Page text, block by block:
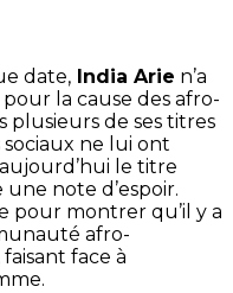
date, India Arie n’a
la cause des afro-
plusieurs de ses titres
ne lui ont
le titre
note d’espoir.
pour montrer qu’il y a
afro-
face à